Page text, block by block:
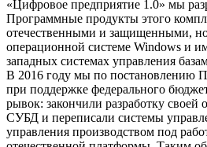
«Цифровое предприятие 1.0» мы
Программные продукты этого
отечественными и защищенными,
операционной системе Windows и
западных системах управления
В 2016 году мы по постановлению
при поддержке федерального
рывок: закончили разработку
СУБД и переписали системы
управления производством под